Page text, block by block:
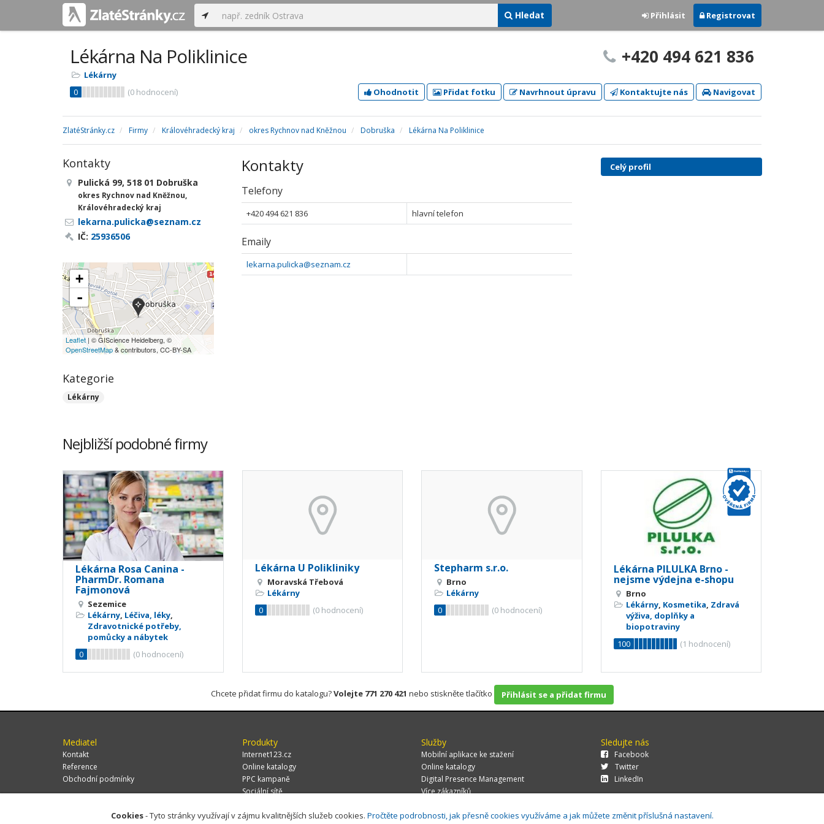
Hledat Přihlásit Registrovat
Lékárna Na Poliklinice
Lékárny
0
(0 hodnocení)
+420 494 621 836
Ohodnotit Přidat fotku Navrhnout úpravu Kontaktujte nás Navigovat
ZlatéStránky.cz Firmy Královéhradecký kraj okres Rychnov nad Kněžnou Dobruška Lékárna Na Poliklinice
Kontakty
Telefony
+420 494 621 836 hlavní telefon
Emaily
lekarna.pulicka@seznam.cz
Kontakty
Pulická 99, 518 01 Dobruška
okres Rychnov nad Kněžnou,
Královéhradecký kraj
lekarna.pulicka@seznam.cz
IČ: 25936506
+
-
Leaflet | © GIScience Heidelberg, ©
OpenStreetMap& contributors, CC-BY-SA
Kategorie
Lékárny
Celý profil
Nejbližší podobné firmy
Lékárna Rosa Canina -
PharmDr. Romana
Fajmonová
Sezemice
Lékárny, Léčiva, léky,
Zdravotnické potřeby,
pomůcky a nábytek
0
(0 hodnocení)
Lékárna U Polikliniky
Moravská Třebová
Lékárny
0
(0hodnocení)
Stepharm s.r.o.
Brno
Lékárny
0
(0 hodnocení)
Lékárna PILULKA Brno -
nejsme výdejna e-shopu
Brno
Lékárny, Kosmetika, Zdravá
výživa, doplňky a
biopotraviny
100
(1 hodnocení)
Chcete přidat firmu do katalogu?Volejte 771 270 421 nebo stiskněte tlačítko Přihlásit se a přidat firmu
Mediatel
Kontakt
Reference
Obchodní podmínky
Produkty
Internet123.cz
Online katalogy
PPC kampaně
Sociální sítě
Služby
Mobilní aplikace ke stažení
Online katalogy
Digital Presence Management
Více zákazníků
Sledujte nás
Facebook
Twitter
LinkedIn
Cookies- Tyto stránky využívají v zájmu kvalitnějších služeb cookies. Pročtěte podrobnosti, jak přesně cookies využíváme a jak můžete změnit příslušná nastavení.